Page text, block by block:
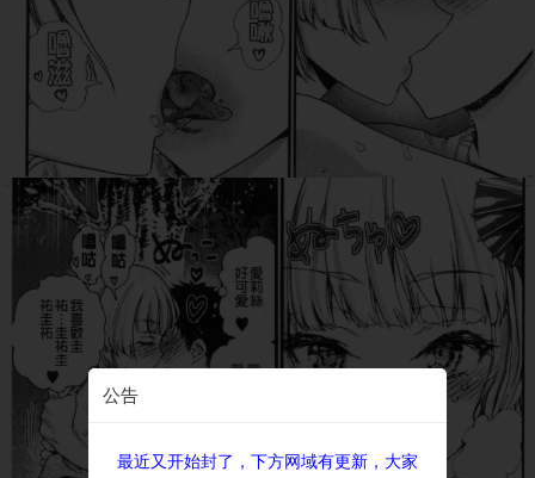
公告
最近又开始封了，下方网域有更新，大家